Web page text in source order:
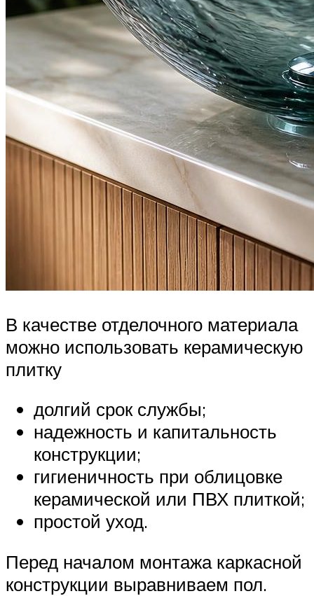
В качестве отделочного материала
можно использовать керамическую
плитку
долгий срок службы;
надежность и капитальность
конструкции;
гигиеничность при облицовке
керамической или ПВХ плиткой;
простой уход.
Перед началом монтажа каркасной
конструкции выравниваем пол.